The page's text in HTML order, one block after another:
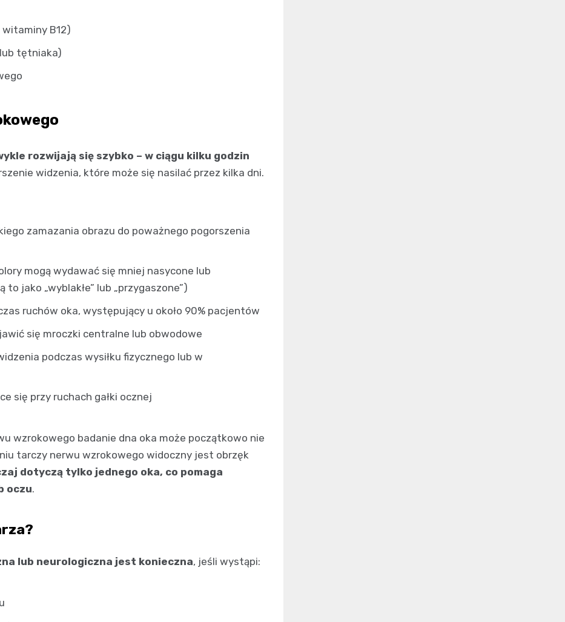
B12)
tętniaka)
rozwijają się szybko – w ciągu kilku godzin
widzenia, które może się nasilać przez kilka dni.
zamazania obrazu do poważnego pogorszenia
mogą wydawać się mniej nasycone lub
jako „wyblakłe” lub „przygaszone”)
ruchów oka, występujący u około 90% pacjentów
się mroczki centralne lub obwodowe
podczas wysiłku fizycznego lub w
się przy ruchach gałki ocznej
wzrokowego badanie dna oka może początkowo nie
tarczy nerwu wzrokowego widoczny jest obrzęk
dotyczą tylko jednego oka, co pomaga
oczu.
lub neurologiczna jest konieczna, jeśli wystąpi: